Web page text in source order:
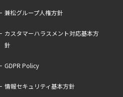
兼松グループ人権方針
カスタマーハラスメント対応基本方
針
GDPR Policy
情報セキュリティ基本方針